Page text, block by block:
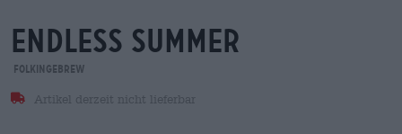
endless summer
Folkingebrew
Artikel derzeit nicht lieferbar